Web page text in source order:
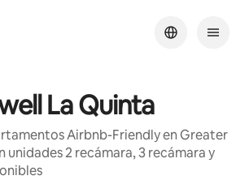
La Quinta
Airbnb-Friendly en Greater
unidades 2 recámara, 3 recámara y